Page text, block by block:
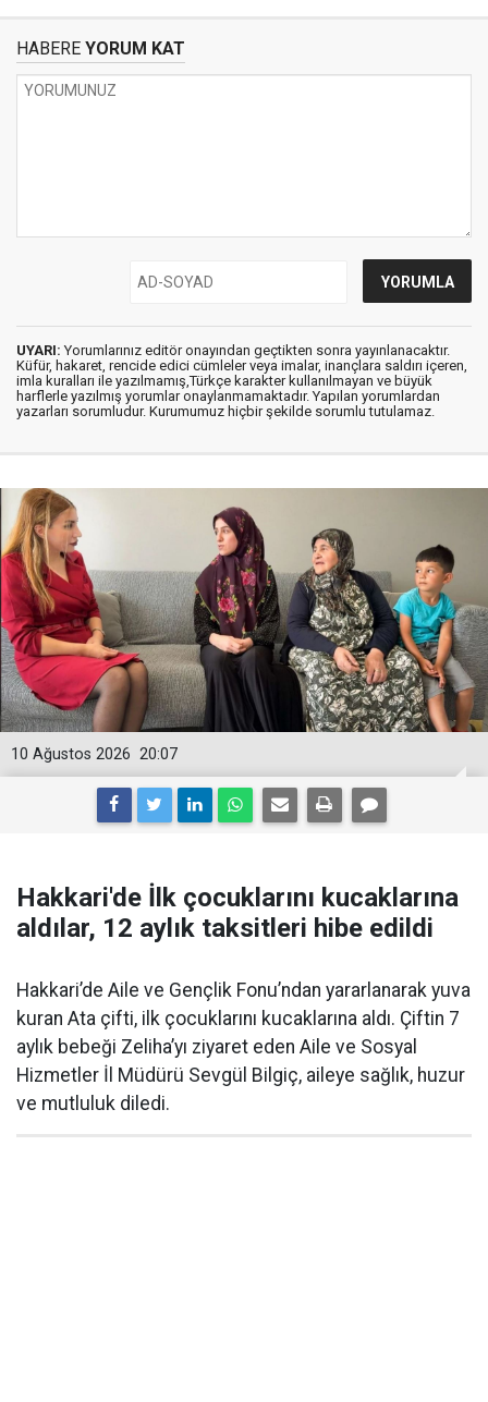
HABERE YORUM KAT
UYARI: Yorumlarınız editör onayından geçtikten sonra yayınlanacaktır.
Küfür, hakaret, rencide edici cümleler veya imalar, inançlara saldırı içeren,
imla kuralları ile yazılmamış,Türkçe karakter kullanılmayan ve büyük
harflerle yazılmış yorumlar onaylanmamaktadır. Yapılan yorumlardan
yazarları sorumludur. Kurumumuz hiçbir şekilde sorumlu tutulamaz.
20:07
10 Ağustos 2026
Hakkari'de İlk çocuklarını kucaklarına
aldılar, 12 aylık taksitleri hibe edildi
Hakkari’de Aile ve Gençlik Fonu’ndan yararlanarak yuva
kuran Ata çifti, ilk çocuklarını kucaklarına aldı. Çiftin 7
aylık bebeği Zeliha’yı ziyaret eden Aile ve Sosyal
Hizmetler İl Müdürü Sevgül Bilgiç, aileye sağlık, huzur
ve mutluluk diledi.